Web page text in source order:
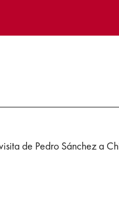
de Pedro Sánchez a